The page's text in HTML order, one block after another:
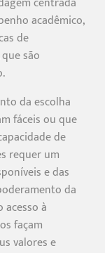
acadêmico,
de
são
da escolha
fáceis ou que
de
requer um
e das
da
acesso à
façam
valores e